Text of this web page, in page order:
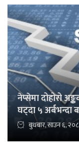
नेप्सेमा दोहोरो
घट्दा ५ अर्बभन्दा
बुधबार, साउन ६,